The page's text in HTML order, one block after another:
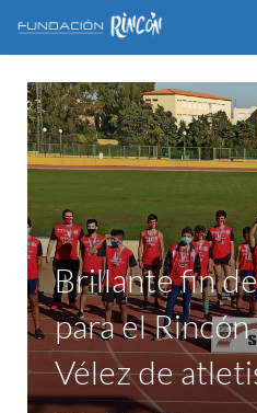
INICIO
LA FUNDACIÓN
GALERÍA
VÍDEOS
COLABORA
CONTACTO
Brillante fin
para el
Vélez de